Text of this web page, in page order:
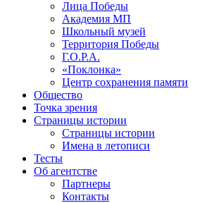
Лица Победы
Академия МП
Школьный музей
Территория Победы
Г.О.Р.А.
«Поклонка»
Центр сохранения памяти
Общество
Точка зрения
Страницы истории
Страницы истории
Имена в летописи
Тесты
Об агентстве
Партнеры
Контакты